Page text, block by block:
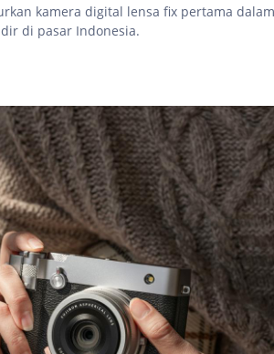
kamera digital lensa fix pertama dalam
di pasar Indonesia.